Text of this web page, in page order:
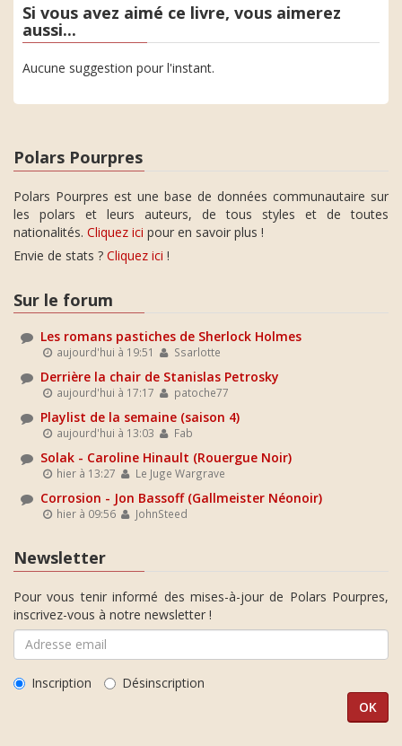
Si vous avez aimé ce livre, vous aimerez
aussi...
Aucune suggestion pour l'instant.
Polars Pourpres
Polars Pourpres est une base de données communautaire sur
les polars et leurs auteurs, de tous styles et de toutes
nationalités. Cliquez ici pour en savoir plus !
Envie de stats ? Cliquez ici !
Sur le forum
Les romans pastiches de Sherlock Holmes
aujourd'hui à 19:51 Ssarlotte
Derrière la chair de Stanislas Petrosky
aujourd'hui à 17:17 patoche77
Playlist de la semaine (saison 4)
aujourd'hui à 13:03 Fab
Solak - Caroline Hinault (Rouergue Noir)
hier à 13:27 Le Juge Wargrave
Corrosion - Jon Bassoff (Gallmeister Néonoir)
hier à 09:56 JohnSteed
Newsletter
Pour vous tenir informé des mises-à-jour de Polars Pourpres,
inscrivez-vous à notre newsletter !
Inscription Désinscription